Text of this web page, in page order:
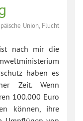
Union Flucht
nach mir die
haben es
Zeit. Wenn
100.000 Euro
können, ihre